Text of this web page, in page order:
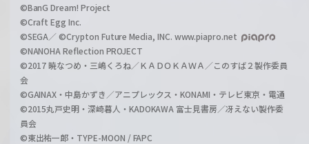
©BanG Dream! Project
©Craft Egg Inc.
©SEGA／ ©Crypton Future Media, INC. www.piapro.net
©NANOHA Reflection PROJECT
©2017 暁なつめ・三嶋くろね／ＫＡＤＯＫＡＷＡ／このすば２製作委員
会
©GAINAX・中島かずき／アニプレックス・KONAMI・テレビ東京・電通
©2015丸戸史明・深崎暮人・KADOKAWA 富士見書房／冴えない製作委
員会
©東出祐一郎・TYPE-MOON / FAPC